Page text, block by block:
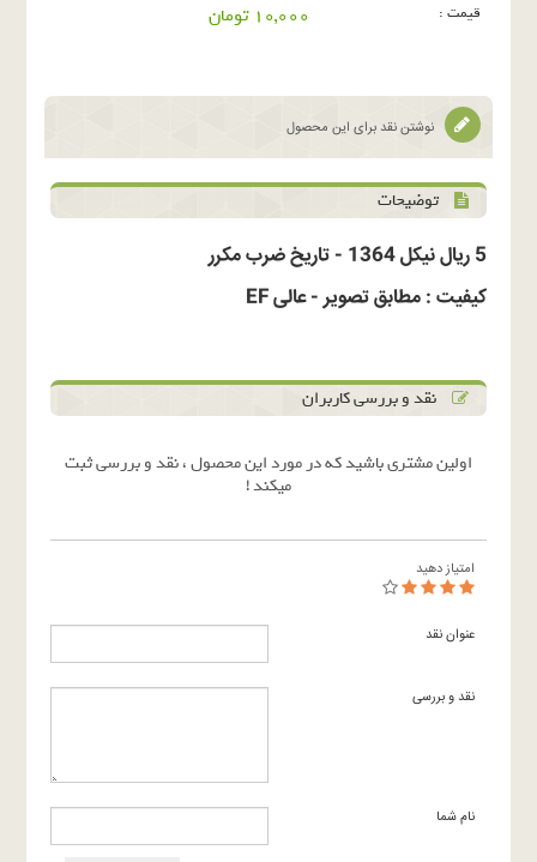
قیمت : 10,000 تومان
نوشتن نقد برای این محصول
توضیحات
5 ریال نیکل 1364 - تاریخ ضرب مکرر
کیفیت : مطابق تصویر - عالی EF
نقد و بررسی کاربران
اولین مشتری باشید که در مورد این محصول ، نقد و بررسی ثبت
میکند !
امتیاز دهید
عنوان نقد
نقد و بررسی
نام شما